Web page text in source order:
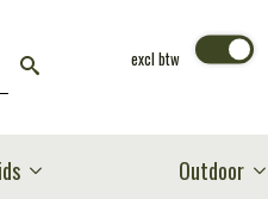
excl btw
Outdoor